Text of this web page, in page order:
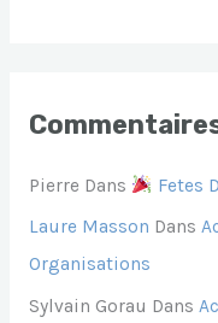
Pierre Dans
Fetes
Laure Masson Dans
Organisations
Sylvain Gorau Dans